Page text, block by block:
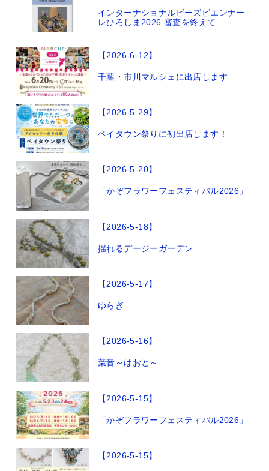
インターナショナルビーズビエンナー
レひろしま2026 審査を終えて
【2026-6-12】
千葉・市川マルシェに出店します
【2026-5-29】
ベイタウン祭りに初出店します！
【2026-5-20】
「かぞフラワーフェスティバル2026」
【2026-5-18】
揺れるデージーガーデン
【2026-5-17】
ゆらぎ
【2026-5-16】
葉音～はおと～
【2026-5-15】
「かぞフラワーフェスティバル2026」
【2026-5-15】